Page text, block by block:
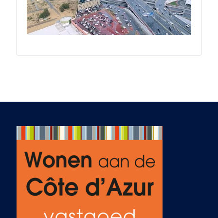
vertrouwen. We
wisten al snel dat hij
de juiste persoon
was om ons te
telefoon en
weekenden wanneer
dat nodig was.
maanden hadden we
een shortlist van zes
villa’s die er voor ons
uitsprongen, waarna